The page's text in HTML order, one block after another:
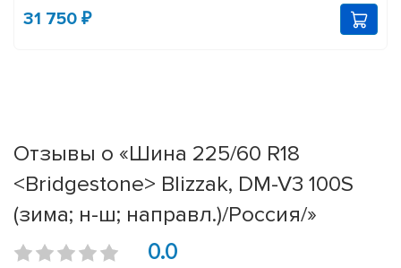
31 750 ₽
Отзывы о «Шина 225/60 R18
<Bridgestone> Blizzak, DM-V3 100S
(зима; н-ш; направл.)/Россия/»
0.0